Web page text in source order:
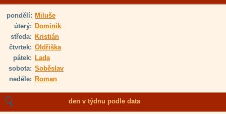
pondělí: Miluše
úterý: Dominik
středa: Kristián
čtvrtek: Oldřiška
pátek: Lada
sobota: Soběslav
neděle: Roman
den v týdnu podle data